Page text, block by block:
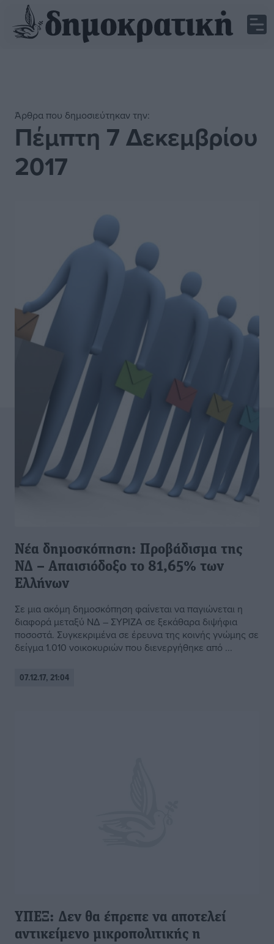
Άρθρα που δημοσιεύτηκαν την:
Πέμπτη 7 Δεκεμβρίου
2017
Νέα δημοσκόπηση: Προβάδισμα της
ΝΔ – Απαισιόδοξο το 81,65% των
Ελλήνων
Σε μια ακόμη δημοσκόπηση φαίνεται να παγιώνεται η
διαφορά μεταξύ ΝΔ – ΣΥΡΙΖΑ σε ξεκάθαρα διψήφια
ποσοστά. Συγκεκριμένα σε έρευνα της κοινής γνώμης σε
δείγμα 1.010 νοικοκυριών που διενεργήθηκε από ...
07.12.17, 21:04
ΥΠΕΞ: Δεν θα έπρεπε να αποτελεί
αντικείμενο μικροπολιτικής η